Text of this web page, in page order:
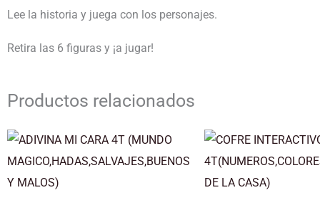
cantidad
Lee la historia y juega con los personajes.
Retira las 6 figuras y ¡a jugar!
Productos relacionados